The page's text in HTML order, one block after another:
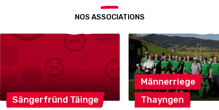
NOS ASSOCIATIONS
Sängerfründ Täinge
# SPORT
Männerriege
Thayngen